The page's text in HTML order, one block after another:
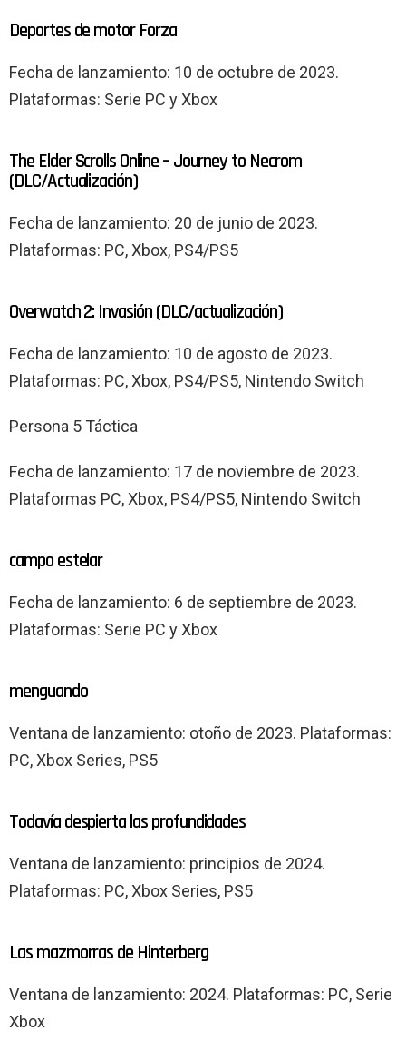
Deportes de motor Forza
Fecha de lanzamiento: 10 de octubre de 2023.
Plataformas: Serie PC y Xbox
The Elder Scrolls Online – Journey to Necrom
(DLC/Actualización)
Fecha de lanzamiento: 20 de junio de 2023.
Plataformas: PC, Xbox, PS4/PS5
Overwatch 2: Invasión (DLC/actualización)
Fecha de lanzamiento: 10 de agosto de 2023.
Plataformas: PC, Xbox, PS4/PS5, Nintendo Switch
Persona 5 Táctica
Fecha de lanzamiento: 17 de noviembre de 2023.
Plataformas PC, Xbox, PS4/PS5, Nintendo Switch
campo estelar
Fecha de lanzamiento: 6 de septiembre de 2023.
Plataformas: Serie PC y Xbox
menguando
Ventana de lanzamiento: otoño de 2023. Plataformas:
PC, Xbox Series, PS5
Todavía despierta las profundidades
Ventana de lanzamiento: principios de 2024.
Plataformas: PC, Xbox Series, PS5
Las mazmorras de Hinterberg
Ventana de lanzamiento: 2024. Plataformas: PC, Serie
Xbox